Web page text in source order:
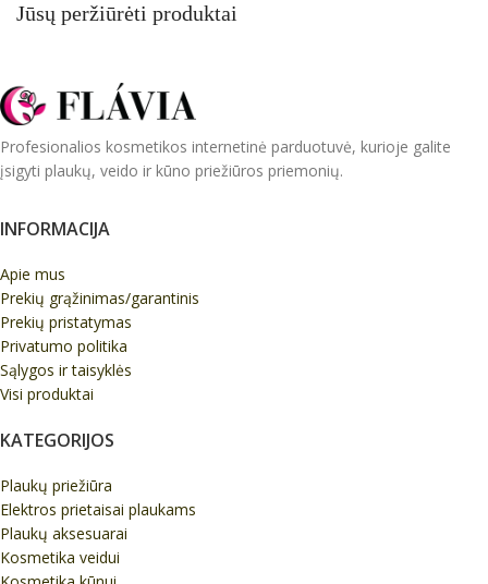
Jūsų peržiūrėti produktai
Profesionalios kosmetikos internetinė parduotuvė, kurioje galite
įsigyti plaukų, veido ir kūno priežiūros priemonių.
INFORMACIJA
Apie mus
Prekių grąžinimas/garantinis
Prekių pristatymas
Privatumo politika
Sąlygos ir taisyklės
Visi produktai
KATEGORIJOS
Plaukų priežiūra
Elektros prietaisai plaukams
Plaukų aksesuarai
Kosmetika veidui